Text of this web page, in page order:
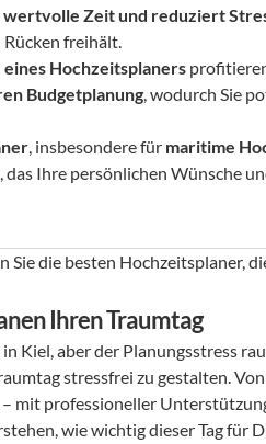
wertvolle Zeit und reduziert
freihält.
Hochzeitsplaners
Budgetplanung, wodurch Sie
, insbesondere für maritime
, das Ihre persönlichen Wünsche
Sie die besten Hochzeitsplaner,
Ihren Traumtag
stressfrei zu gestalten.
– mit professioneller
wie wichtig dieser Tag für